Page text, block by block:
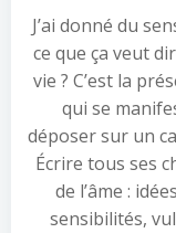
J’ai donné du
ce que ça veut
vie ? C’est la
qui se
déposer sur un
Écrire tous ses
de l’âme :
sensibilités,